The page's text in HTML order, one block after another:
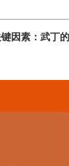
因素：武丁